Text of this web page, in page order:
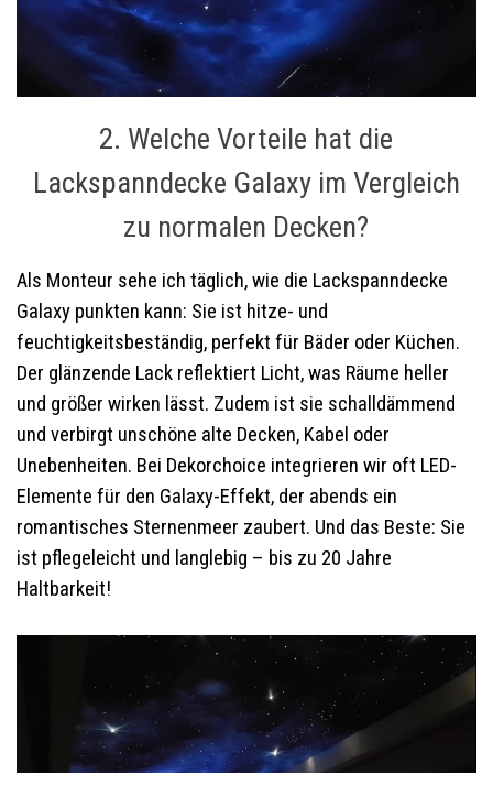
2. Welche Vorteile hat die
Lackspanndecke Galaxy im Vergleich
zu normalen Decken?
Als Monteur sehe ich täglich, wie die Lackspanndecke
Galaxy punkten kann: Sie ist hitze- und
feuchtigkeitsbeständig, perfekt für Bäder oder Küchen.
Der glänzende Lack reflektiert Licht, was Räume heller
und größer wirken lässt. Zudem ist sie schalldämmend
und verbirgt unschöne alte Decken, Kabel oder
Unebenheiten. Bei Dekorchoice integrieren wir oft LED-
Elemente für den Galaxy-Effekt, der abends ein
romantisches Sternenmeer zaubert. Und das Beste: Sie
ist pflegeleicht und langlebig – bis zu 20 Jahre
Haltbarkeit!